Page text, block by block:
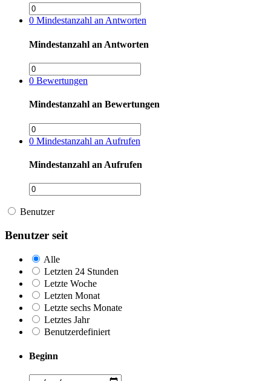
0 Mindestanzahl an Antworten
Mindestanzahl an Antworten
0 Bewertungen
Mindestanzahl an Bewertungen
0 Mindestanzahl an Aufrufen
Mindestanzahl an Aufrufen
Benutzer
Benutzer seit
Alle
Letzten 24 Stunden
Letzte Woche
Letzten Monat
Letzte sechs Monate
Letztes Jahr
Benutzerdefiniert
Beginn